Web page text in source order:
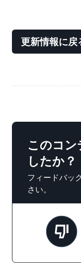
更新情報に戻
このコン
したか？
フィードバッ
さい。